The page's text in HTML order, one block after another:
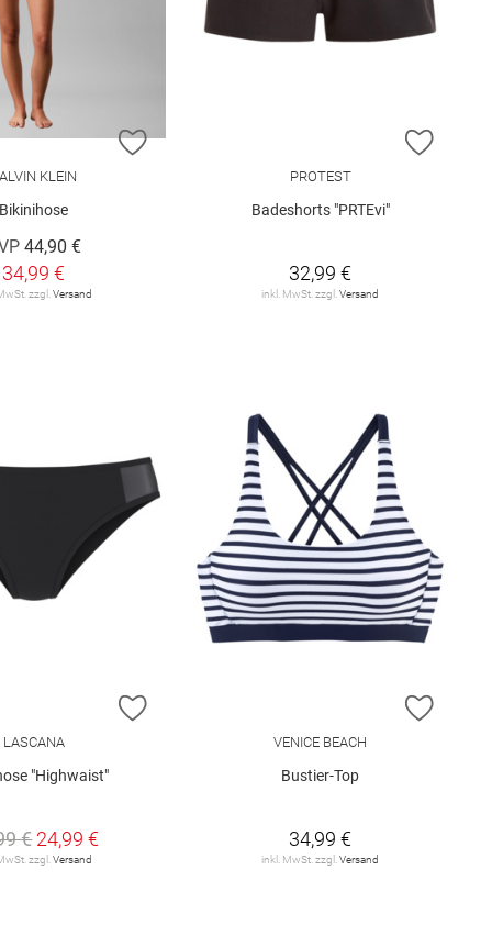
HINZUFÜGEN ZUR WUNSCHLISTE HINZUFÜGEN
KLEIN
Bikinihose
44,90 €
34,99 €
zzgl.Versand
ZUR
PROTEST
Badeshorts "PRTEvi"
32,99 €
inkl. MwSt. zzgl.Versand
HINZUFÜGEN
LASCANA
"Highwaist"
€ 24,99 €
zzgl.Versand
ZUR
VENICE BEACH
Bustier-Top
34,99 €
inkl. MwSt. zzgl.Versand